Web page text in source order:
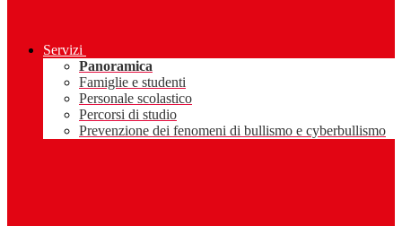
Servizi
Panoramica
Famiglie e studenti
Personale scolastico
Percorsi di studio
Prevenzione dei fenomeni di bullismo e cyberbullismo